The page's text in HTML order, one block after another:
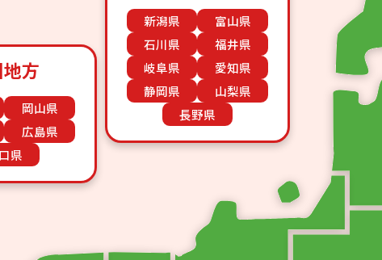
新潟県
富山県
石川県
福井県
岐阜県
愛知県
静岡県
山梨県
長野県
方
岡山県
広島県
県